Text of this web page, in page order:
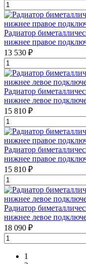
Радиатор
нижнее правое
13 530 ₽
Радиатор
нижнее левое
15 810 ₽
Радиатор
нижнее правое
15 810 ₽
Радиатор
нижнее левое
18 090 ₽
1